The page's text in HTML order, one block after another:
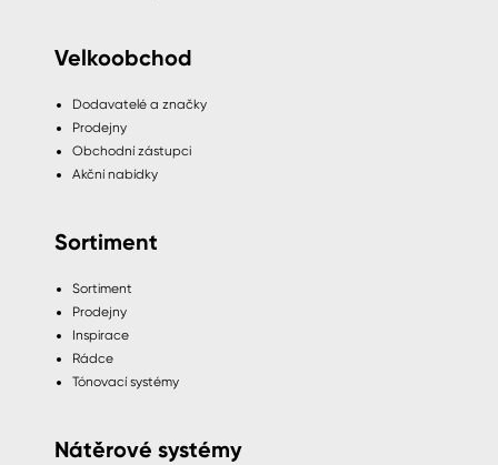
Velkoobchod
Dodavatelé a značky
Prodejny
Obchodní zástupci
Akční nabídky
Sortiment
Sortiment
Prodejny
Inspirace
Rádce
Tónovací systémy
Nátěrové systémy